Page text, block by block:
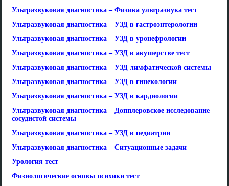
Ультразвуковая диагностика – Физика ультразвука тест
Ультразвуковая диагностика – УЗД в гастроэнтерологии
Ультразвуковая диагностика – УЗД в уронефрологии
Ультразвуковая диагностика – УЗД в акушерстве тест
Ультразвуковая диагностика – УЗД лимфатической системы
Ультразвуковая диагностика – УЗД в гинекологии
Ультразвуковая диагностика – УЗД в кардиологии
Ультразвуковая диагностика – Допплеровское исследование
сосудистой системы
Ультразвуковая диагностика – УЗД в педиатрии
Ультразвуковая диагностика – Ситуационные задачи
Урология тест
Физиологические основы психики тест